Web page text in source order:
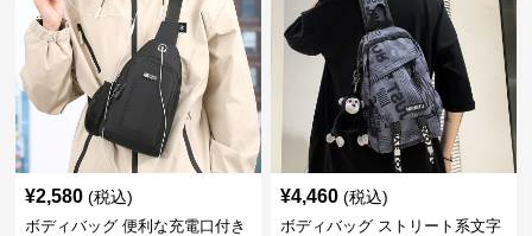
¥2,580 (税込)
ボディバッグ 便利な充電口付き
¥4,460 (税込)
ボディバッグ ストリート系文字